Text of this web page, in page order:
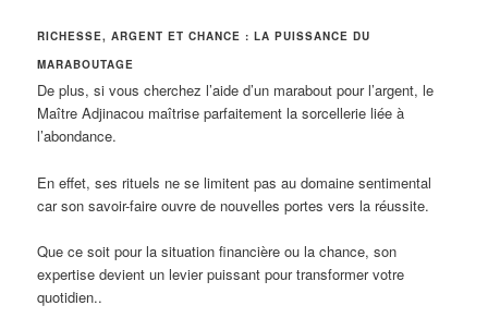
RICHESSE, ARGENT ET CHANCE : LA PUISSANCE DU
MARABOUTAGE
De plus, si vous cherchez l’aide d’un marabout pour l’argent, le
Maître Adjinacou maîtrise parfaitement la sorcellerie liée à
l’abondance.
En effet, ses rituels ne se limitent pas au domaine sentimental
car son savoir-faire ouvre de nouvelles portes vers la réussite.
Que ce soit pour la situation financière ou la chance, son
expertise devient un levier puissant pour transformer votre
quotidien..